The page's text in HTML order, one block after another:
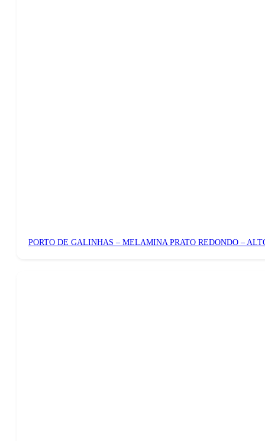
PORTO DE GALINHAS – MELAMINA PRATO REDONDO –